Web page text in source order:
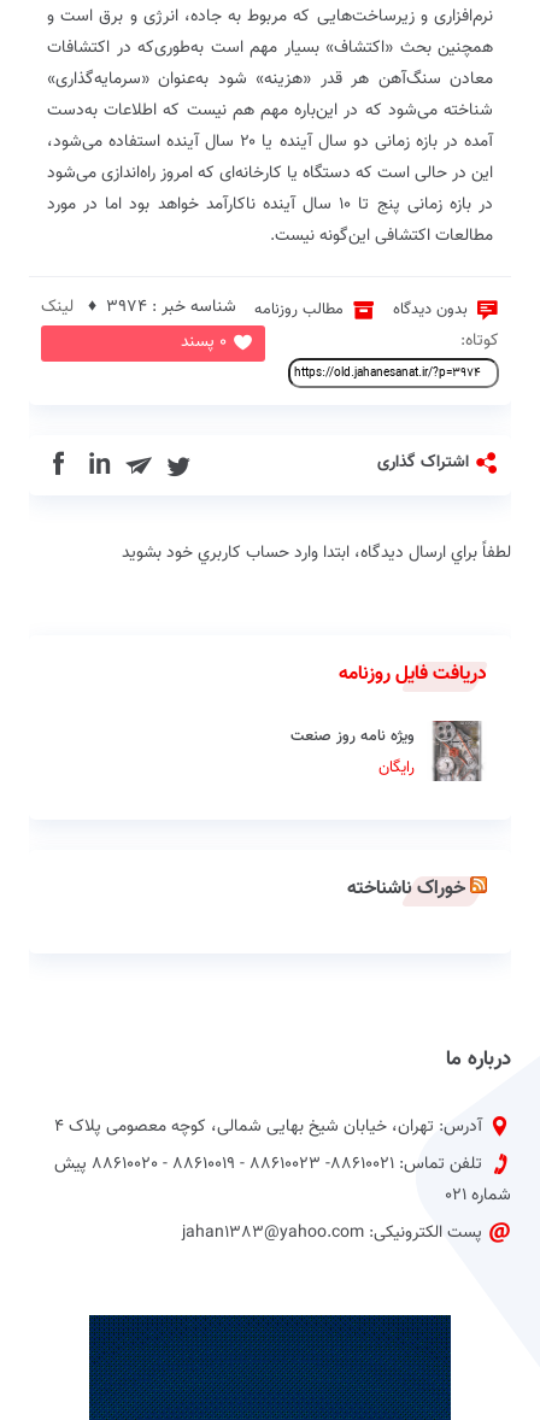
نرم‌افزاری و زیرساخت‌هایی که مربوط به جاده، انرژی و برق است و
همچنین بحث «اکتشاف» بسیار مهم است به‌طوری‌که در اکتشافات
معادن سنگ‌آهن هر قدر «هزینه» شود به‌عنوان «سرمایه‌گذاری»
شناخته می‌شود که در این‌باره مهم هم نیست که اطلاعات به‌دست
آمده در بازه زمانی دو سال آینده یا ۲۰ سال آینده استفاده می‌شود‌،
این در حالی است که دستگاه یا کارخانه‌ای که امروز راه‌اندازی می‌شود
در بازه زمانی پنج تا ۱۰ سال آینده ناکارآمد خواهد بود اما در مورد
مطالعات اکتشافی این‌گونه نیست.
بدون دیدگاه مطالب روزنامه
0 پسند
شناسه خبر : 3974 ♦
لینک
کوتاه:
اشتراک گذاری in
لطفاً براي ارسال دیدگاه، ابتدا وارد حساب كاربري خود بشويد
دریافت فایل روزنامه
ویژه نامه روز صنعت
رایگان
خوراک ناشناخته
درباره ما
آدرس: تهران، خیابان شیخ بهایی شمالی، کوچه معصومی پلاک 4
تلفن تماس: 88610021- 88610023 - 88610019 - 88610020 پیش
شماره 021
پست الکترونیکی: jahan1383@yahoo.com